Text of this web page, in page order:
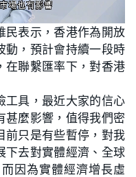
民表示，香港作為開放
動，預計會持續一段時
在聯繫匯率下，對香港
工具，最近大家的信心
甚麼影響，值得我們密
前只是有些暫停，對我
下去對實體經濟、全球
因為實體經濟增長虛